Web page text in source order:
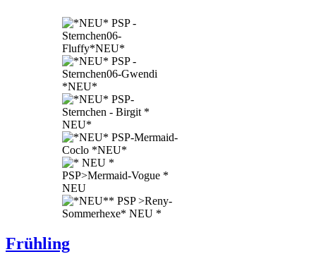
Frühling